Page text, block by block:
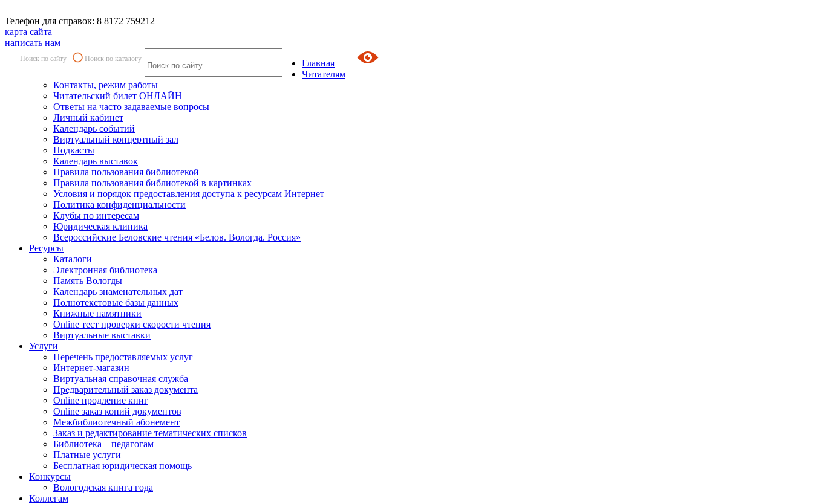
Телефон для справок: 8 8172 759212
карта сайта
написать нам
Поиск по сайту Поиск по каталогу
Главная
Читателям
Контакты, режим работы
Читательский билет ОНЛАЙН
Ответы на часто задаваемые вопросы
Личный кабинет
Календарь событий
Виртуальный концертный зал
Подкасты
Календарь выставок
Правила пользования библиотекой
Правила пользования библиотекой в картинках
Условия и порядок предоставления доступа к ресурсам Интернет
Политика конфиденциальности
Клубы по интересам
Юридическая клиника
Всероссийские Беловские чтения «Белов. Вологда. Россия»
Ресурсы
Каталоги
Электронная библиотека
Память Вологды
Календарь знаменательных дат
Полнотекстовые базы данных
Книжные памятники
Online тест проверки скорости чтения
Виртуальные выставки
Услуги
Перечень предоставляемых услуг
Интернет-магазин
Виртуальная справочная служба
Предварительный заказ документа
Online продление книг
Online заказ копий документов
Межбиблиотечный абонемент
Заказ и редактирование тематических списков
Библиотека – педагогам
Платные услуги
Бесплатная юридическая помощь
Конкурсы
Вологодская книга года
Коллегам